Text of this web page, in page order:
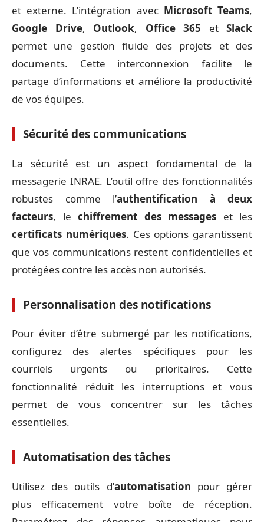
et externe. L’intégration avec Microsoft Teams,
Google Drive, Outlook, Office 365 et Slack
permet une gestion fluide des projets et des
documents. Cette interconnexion facilite le
partage d’informations et améliore la productivité
de vos équipes.
Sécurité des communications
La sécurité est un aspect fondamental de la
messagerie INRAE. L’outil offre des fonctionnalités
robustes comme l’authentification à deux
facteurs, le chiffrement des messages et les
certificats numériques. Ces options garantissent
que vos communications restent confidentielles et
protégées contre les accès non autorisés.
Personnalisation des notifications
Pour éviter d’être submergé par les notifications,
configurez des alertes spécifiques pour les
courriels urgents ou prioritaires. Cette
fonctionnalité réduit les interruptions et vous
permet de vous concentrer sur les tâches
essentielles.
Automatisation des tâches
Utilisez des outils d’automatisation pour gérer
plus efficacement votre boîte de réception.